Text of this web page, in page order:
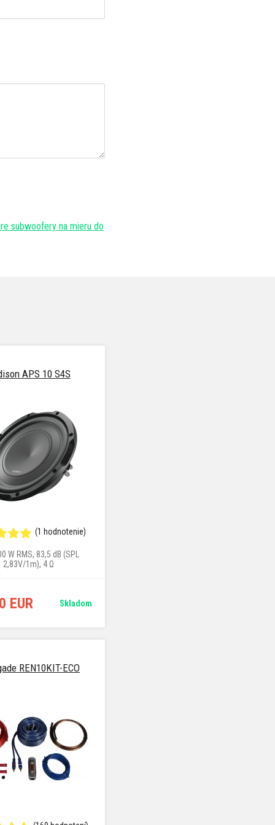
subwoofery na mieru do
APS 10 S4S
(1 hodnotenie)
W RMS, 83,5 dB (SPL
2,83V/1m), 4 Ω
EUR Skladom
REN10KIT-ECO